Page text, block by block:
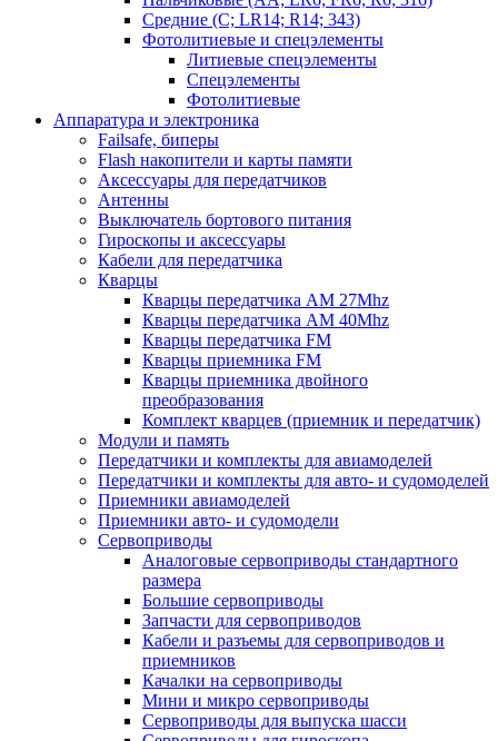
Средние (C; LR14; R14; 343)
Фотолитиевые и спецэлементы
Литиевые спецэлементы
Спецэлементы
Фотолитиевые
Аппаратура и электроника
Failsafe, биперы
Flash накопители и карты памяти
Аксессуары для передатчиков
Антенны
Выключатель бортового питания
Гироскопы и аксессуары
Кабели для передатчика
Кварцы
Кварцы передатчика AM 27Mhz
Кварцы передатчика AM 40Mhz
Кварцы передатчика FM
Кварцы приемника FM
Кварцы приемника двойного
преобразования
Комплект кварцев (приемник и передатчик)
Модули и память
Передатчики и комплекты для авиамоделей
Передатчики и комплекты для авто- и судомоделей
Приемники авиамоделей
Приемники авто- и судомодели
Сервоприводы
Аналоговые сервоприводы стандартного
размера
Большие сервоприводы
Запчасти для сервоприводов
Кабели и разъемы для сервоприводов и
приемников
Качалки на сервоприводы
Мини и микро сервоприводы
Сервоприводы для выпуска шасси